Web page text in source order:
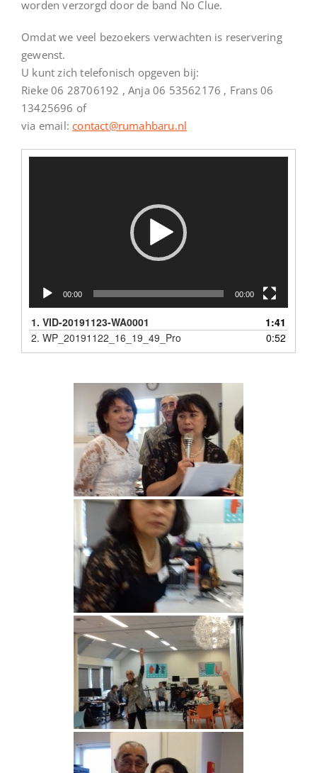
worden verzorgd door de band No Clue.
Omdat we veel bezoekers verwachten is reservering
gewenst.
U kunt zich telefonisch opgeven bij:
Rieke 06 28706192 , Anja 06 53562176 , Frans 06
13425696 of
via email:contact@rumahbaru.nl
00:00 00:00
1. VID-20191123-WA0001
1:41
2. WP_20191122_16_19_49_Pro 0:52